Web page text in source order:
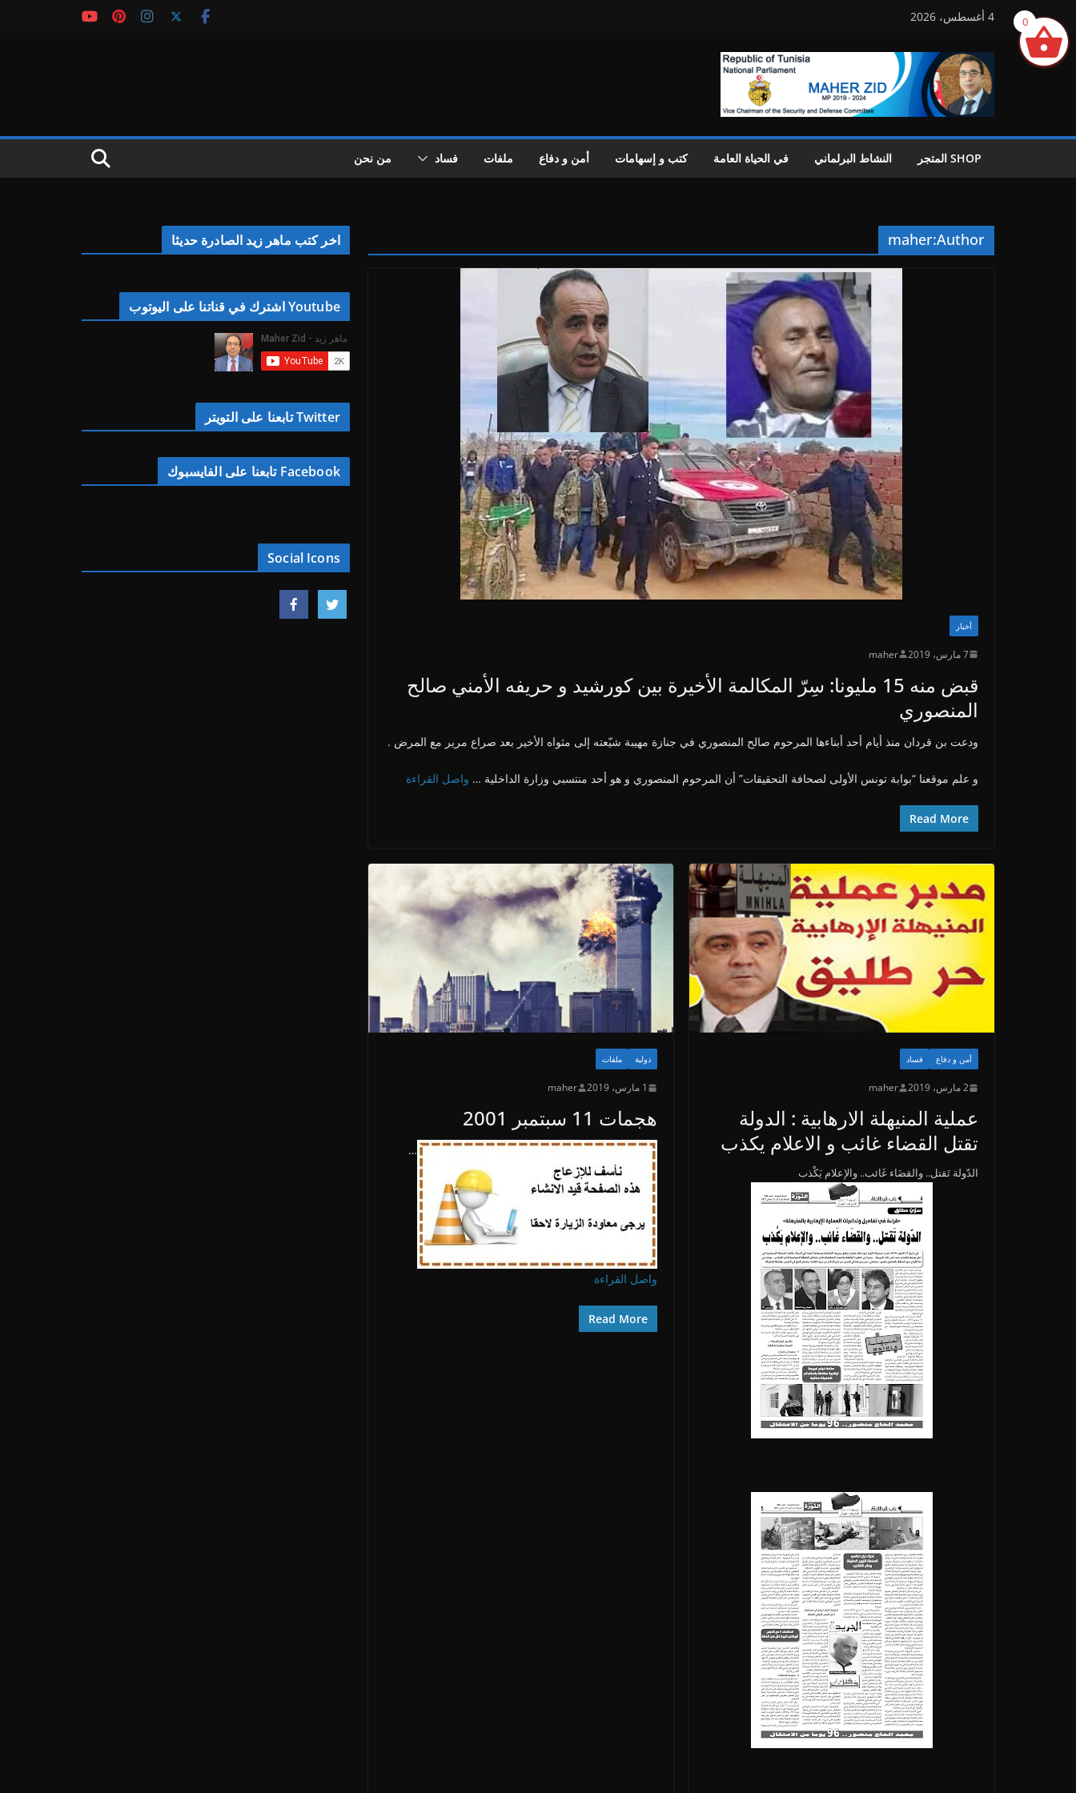
content
4 أغسطس، 2026
SHOP المتجر النشاط البرلماني في الحياة العامة كتب و إسهامات أمن و دفاع ملفات فساد من نحن
Author:
maher
أخبار
7 مارس، 2019 maher
قبض منه 15 مليونا: سِرّ المكالمة الأخيرة بين كورشيد و حريفه الأمني صالح
المنصوري
ودعت بن قردان منذ أيام أحد أبناءها المرحوم صالح المنصوري في جنازة مهيبة شيّعته إلى مثواه الأخير بعد صراع مرير مع المرض .
و علم موقعنا “بوابة تونس الأولى لصحافة التحقيقات” أن المرحوم المنصوري و هو أحد منتسبي وزارة الداخلية … واصل القراءة
Read More
أمن و دفاع فساد
2 مارس، 2019 maher
عملية المنيهلة الارهابية : الدولة
تقتل القضاء غائب و الاعلام يكذب
الدّولة تَقتل.. والقضَاء غَائب.. والإعلام يَكْذب
دولية ملفات
1 مارس، 2019 maher
هجمات 11 سبتمبر 2001
…
واصل القراءة
Read More
اخر كتب ماهر زيد الصادرة حديثا
Youtube اشترك في قناتنا على اليوتوب
Twitter تابعنا على التويتر
Facebook تابعنا على الفايسبوك
Social Icons
0